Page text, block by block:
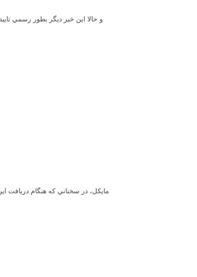
و حالا اين خبر ديگر بطور رسمي
مايكل، در سخناني كه هنگام دريافت